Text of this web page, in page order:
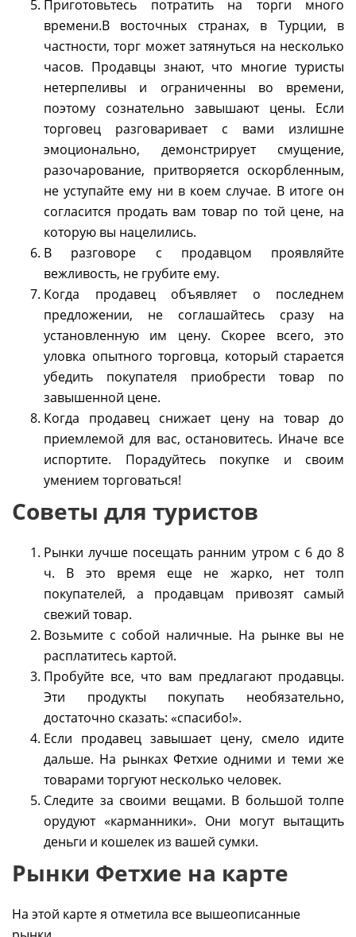
Приготовьтесь потратить на торги много
времени.В восточных странах, в Турции, в
частности, торг может затянуться на несколько
часов. Продавцы знают, что многие туристы
нетерпеливы и ограниченны во времени,
поэтому сознательно завышают цены. Если
торговец разговаривает с вами излишне
эмоционально, демонстрирует смущение,
разочарование, притворяется оскорбленным,
не уступайте ему ни в коем случае. В итоге он
согласится продать вам товар по той цене, на
которую вы нацелились.
В разговоре с продавцом проявляйте
вежливость, не грубите ему.
Когда продавец объявляет о последнем
предложении, не соглашайтесь сразу на
установленную им цену. Скорее всего, это
уловка опытного торговца, который старается
убедить покупателя приобрести товар по
завышенной цене.
Когда продавец снижает цену на товар до
приемлемой для вас, остановитесь. Иначе все
испортите. Порадуйтесь покупке и своим
умением торговаться!
Советы для туристов
Рынки лучше посещать ранним утром с 6 до 8
ч. В это время еще не жарко, нет толп
покупателей, а продавцам привозят самый
свежий товар.
Возьмите с собой наличные. На рынке вы не
расплатитесь картой.
Пробуйте все, что вам предлагают продавцы.
Эти продукты покупать необязательно,
достаточно сказать: «спасибо!».
Если продавец завышает цену, смело идите
дальше. На рынках Фетхие одними и теми же
товарами торгуют несколько человек.
Следите за своими вещами. В большой толпе
орудуют «карманники». Они могут вытащить
деньги и кошелек из вашей сумки.
Рынки Фетхие на карте
На этой карте я отметила все вышеописанные